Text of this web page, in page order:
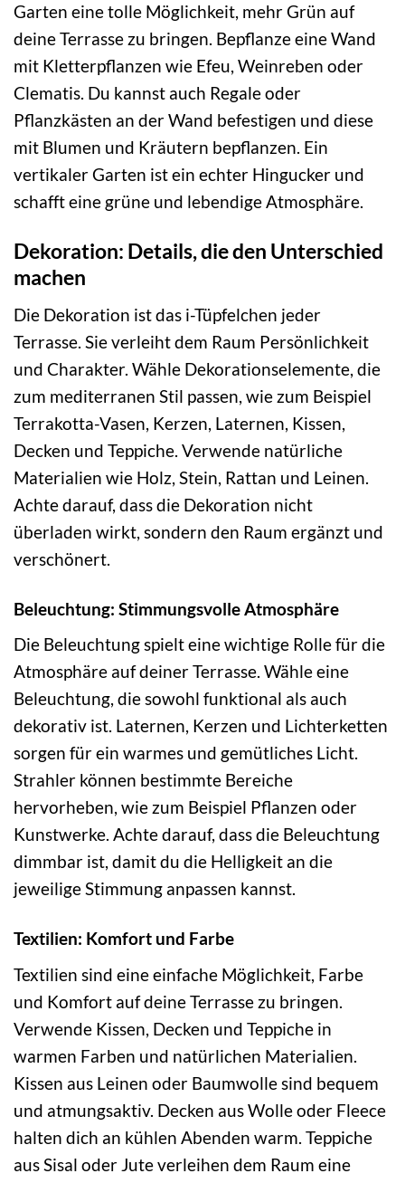
Garten eine tolle Möglichkeit, mehr Grün auf
deine Terrasse zu bringen. Bepflanze eine Wand
mit Kletterpflanzen wie Efeu, Weinreben oder
Clematis. Du kannst auch Regale oder
Pflanzkästen an der Wand befestigen und diese
mit Blumen und Kräutern bepflanzen. Ein
vertikaler Garten ist ein echter Hingucker und
schafft eine grüne und lebendige Atmosphäre.
Dekoration: Details, die den Unterschied
machen
Die Dekoration ist das i-Tüpfelchen jeder
Terrasse. Sie verleiht dem Raum Persönlichkeit
und Charakter. Wähle Dekorationselemente, die
zum mediterranen Stil passen, wie zum Beispiel
Terrakotta-Vasen, Kerzen, Laternen, Kissen,
Decken und Teppiche. Verwende natürliche
Materialien wie Holz, Stein, Rattan und Leinen.
Achte darauf, dass die Dekoration nicht
überladen wirkt, sondern den Raum ergänzt und
verschönert.
Beleuchtung: Stimmungsvolle Atmosphäre
Die Beleuchtung spielt eine wichtige Rolle für die
Atmosphäre auf deiner Terrasse. Wähle eine
Beleuchtung, die sowohl funktional als auch
dekorativ ist. Laternen, Kerzen und Lichterketten
sorgen für ein warmes und gemütliches Licht.
Strahler können bestimmte Bereiche
hervorheben, wie zum Beispiel Pflanzen oder
Kunstwerke. Achte darauf, dass die Beleuchtung
dimmbar ist, damit du die Helligkeit an die
jeweilige Stimmung anpassen kannst.
Textilien: Komfort und Farbe
Textilien sind eine einfache Möglichkeit, Farbe
und Komfort auf deine Terrasse zu bringen.
Verwende Kissen, Decken und Teppiche in
warmen Farben und natürlichen Materialien.
Kissen aus Leinen oder Baumwolle sind bequem
und atmungsaktiv. Decken aus Wolle oder Fleece
halten dich an kühlen Abenden warm. Teppiche
aus Sisal oder Jute verleihen dem Raum eine